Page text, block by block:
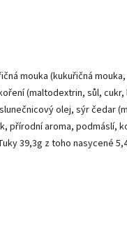
mouka (kukuřičná
(maltodextrin, sůl,
olej, sýr
aroma, podmáslí,
39,3g z toho nasycené